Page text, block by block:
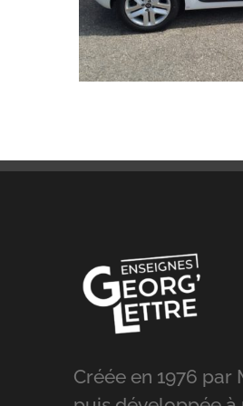
Créée en 1976 par